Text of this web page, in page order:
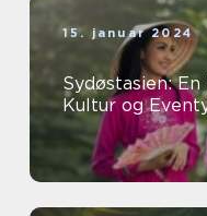
15. januar 2024
Sydøstasien:
Kultur og